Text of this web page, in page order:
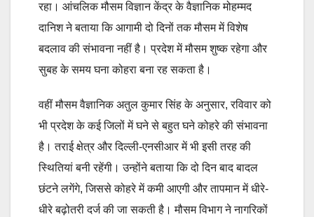
रहा। आंचलिक मौसम विज्ञान केंद्र के वैज्ञानिक मोहम्मद
दानिश ने बताया कि आगामी दो दिनों तक मौसम में विशेष
बदलाव की संभावना नहीं है। प्रदेश में मौसम शुष्क रहेगा और
सुबह के समय घना कोहरा बना रह सकता है।
वहीं मौसम वैज्ञानिक अतुल कुमार सिंह के अनुसार, रविवार को
भी प्रदेश के कई जिलों में घने से बहुत घने कोहरे की संभावना
है। तराई क्षेत्र और दिल्ली-एनसीआर में भी इसी तरह की
स्थितियां बनी रहेंगी। उन्होंने बताया कि दो दिन बाद बादल
छंटने लगेंगे, जिससे कोहरे में कमी आएगी और तापमान में धीरे-
धीरे बढ़ोतरी दर्ज की जा सकती है। मौसम विभाग ने नागरिकों